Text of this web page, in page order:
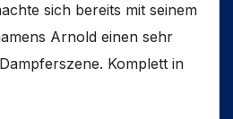
sich bereits mit seinem
Arnold einen sehr
Komplett in